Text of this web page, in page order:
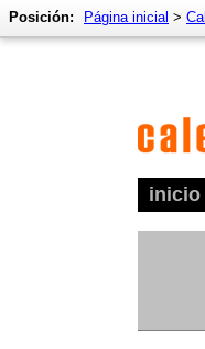
inicio
Posición: Página inicial >